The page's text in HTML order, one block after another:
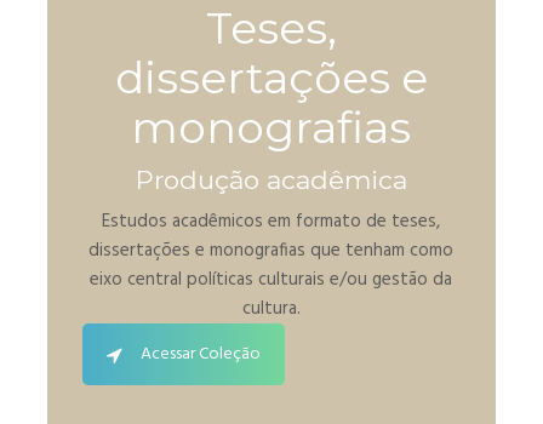
Teses,
dissertações e
monografias
Produção acadêmica
Estudos acadêmicos em formato de teses,
dissertações e monografias que tenham como
eixo central políticas culturais e/ou gestão da
cultura.
Acessar Coleção